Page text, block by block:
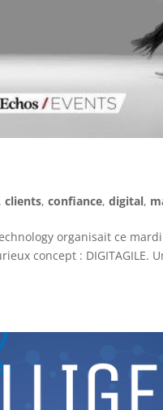
,clients,confiance,digital,
organisait ce
concept : DIGITAGILE.